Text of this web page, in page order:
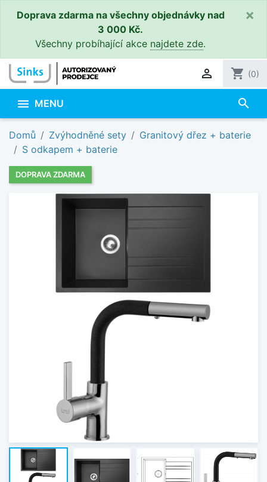
Doprava zdarma na všechny objednávky nad
3 000 Kč.
Všechny probíhající akce najdete zde.
×
 shopping_cart (0)
 MENU search
Domů Zvýhodněné sety
Granitový dřez + baterie
S odkapem + baterie
DOPRAVA ZDARMA